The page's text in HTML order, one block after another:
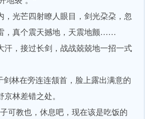
光芒四射瞭人眼目，剑光朶朶，忽
，真个震天撼地，天震地颤……
，接过长剑，战战兢兢地一招一式
林在旁连连颔首，脸上露出满意的
林差错之处。
教也，休息吧，现在该是吃饭的